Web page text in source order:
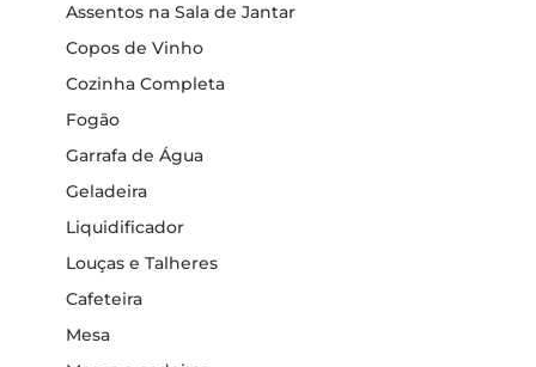
Assentos na Sala de Jantar
Copos de Vinho
Cozinha Completa
Fogão
Garrafa de Água
Geladeira
Liquidificador
Louças e Talheres
Cafeteira
Mesa